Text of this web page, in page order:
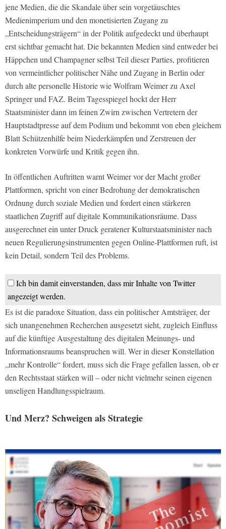
jene Medien, die die Skandale über sein vorgetäuschtes
Medienimperium und den monetisierten Zugang zu
„Entscheidungsträgern“ in der Politik aufgedeckt und überhaupt
erst sichtbar gemacht hat. Die bekannten Medien sind entweder bei
Häppchen und Champagner selbst Teil dieser Parties, profitieren
von vermeintlicher politischer Nähe und Zugang in Berlin oder
durch alte personelle Historie wie Wolfram Weimer zu Axel
Springer und FAZ. Beim Tagesspiegel hockt der Herr
Staatsminister dann im feinen Zwirn zwischen Vertretern der
Hauptstadtpresse auf dem Podium und bekommt von eben gleichem
Blatt Schützenhilfe beim Niederkämpfen und Zerstreuen der
konkreten Vorwürfe und Kritik gegen ihn.
In öffentlichen Auftritten warnt Weimer vor der Macht großer
Plattformen, spricht von einer Bedrohung der demokratischen
Ordnung durch soziale Medien und fordert einen stärkeren
staatlichen Zugriff auf digitale Kommunikationsräume. Dass
ausgerechnet ein unter Druck geratener Kulturstaatsminister nach
neuen Regulierungsinstrumenten gegen Online-Plattformen ruft, ist
kein Detail, sondern Teil des Problems.
Ich bin damit einverstanden, dass mir Inhalte von Twitter
angezeigt werden.
Es ist die paradoxe Situation, dass ein politischer Amtsträger, der
sich unangenehmen Recherchen ausgesetzt sieht, zugleich Einfluss
auf die künftige Ausgestaltung des digitalen Meinungs- und
Informationsraums beanspruchen will. Wer in dieser Konstellation
„mehr Kontrolle“ fordert, muss sich die Frage gefallen lassen, ob er
den Rechtsstaat stärken will – oder nicht vielmehr seinen eigenen
unseligen Handlungsspielraum.
Und Merz? Schweigen als Strategie